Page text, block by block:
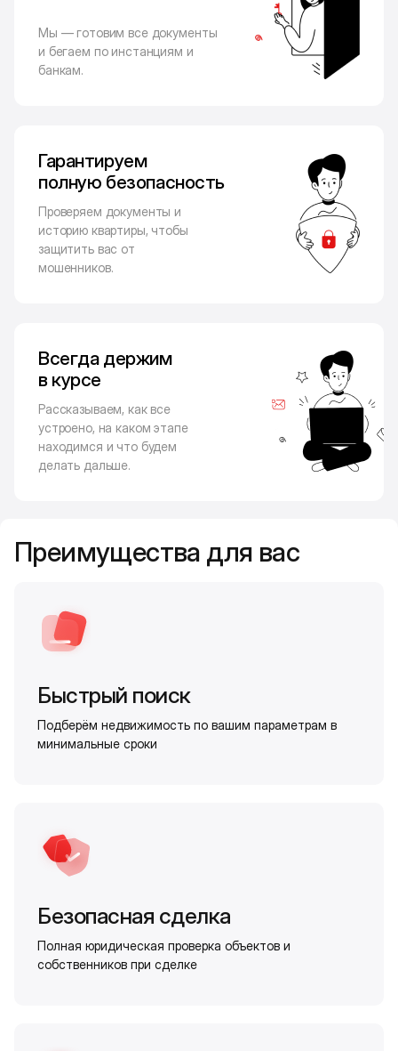
Мы — готовим все документы
и бегаем по инстанциям и
банкам.
Гарантируем
полную безопасность
Проверяем документы и
историю квартиры, чтобы
защитить вас от
мошенников.
Всегда держим
в курсе
Рассказываем, как все
устроено, на каком этапе
находимся и что будем
делать дальше.
Преимущества для вас
Быстрый поиск
Подберём недвижимость по вашим параметрам в
минимальные сроки
Безопасная сделка
Полная юридическая проверка объектов и
собственников при сделке